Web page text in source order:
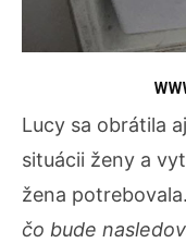
Lucy sa obrátila
situácii ženy a
žena potrebovala.
čo bude